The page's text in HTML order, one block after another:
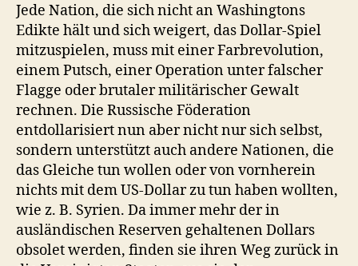
Jede Nation, die sich nicht an Washingtons
Edikte hält und sich weigert, das Dollar-Spiel
mitzuspielen, muss mit einer Farbrevolution,
einem Putsch, einer Operation unter falscher
Flagge oder brutaler militärischer Gewalt
rechnen. Die Russische Föderation
entdollarisiert nun aber nicht nur sich selbst,
sondern unterstützt auch andere Nationen, die
das Gleiche tun wollen oder von vornherein
nichts mit dem US-Dollar zu tun haben wollten,
wie z. B. Syrien. Da immer mehr der in
ausländischen Reserven gehaltenen Dollars
obsolet werden, finden sie ihren Weg zurück in